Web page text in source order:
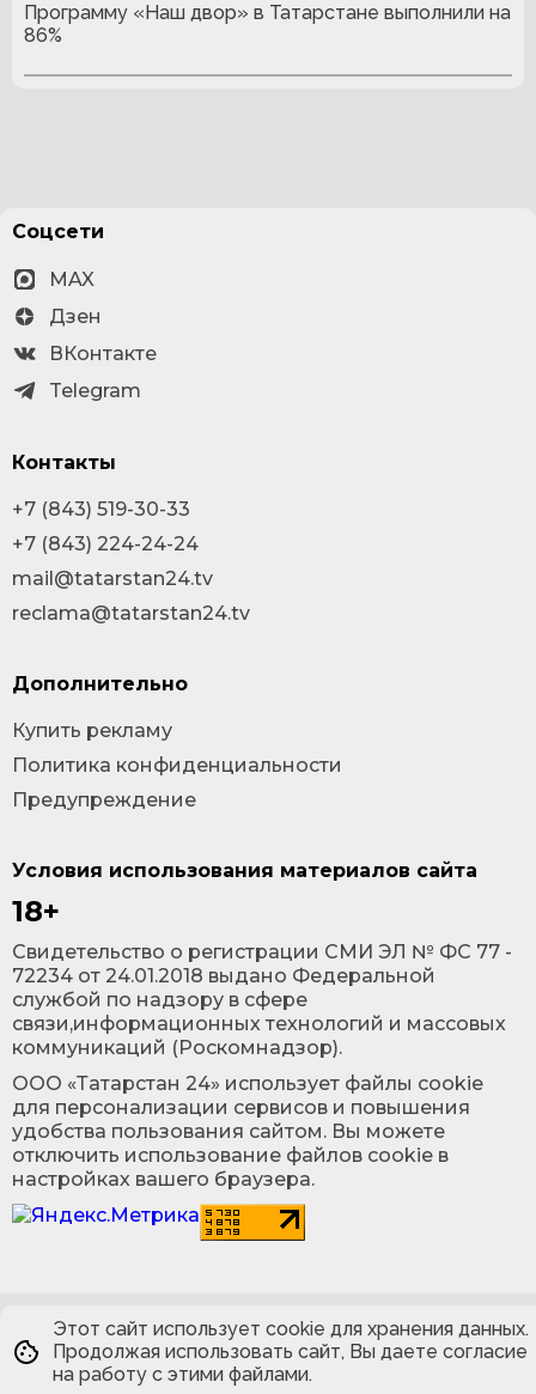
Программу «Наш двор» в Татарстане выполнили на
86%
Условия использования материалов сайта
18+
Cвидетельство о регистрации СМИ ЭЛ № ФС 77 -
72234 от 24.01.2018 выдано Федеральной
службой по надзору в сфере
связи,информационных технологий и массовых
коммуникаций (Роскомнадзор).
ООО «Татарстан 24» использует файлы cookie
для персонализации сервисов и повышения
удобства пользования сайтом. Вы можете
отключить использование файлов cookie в
настройках вашего браузера.
Соцсети
MAX
Дзен
ВКонтакте
Telegram
Контакты
+7 (843) 519-30-33
+7 (843) 224-24-24
mail@tatarstan24.tv
reclama@tatarstan24.tv
Дополнительно
Купить рекламу
Политика конфиденциальности
Предупреждение
Этот сайт использует cookie для хранения данных.
Продолжая использовать сайт, Вы даете согласие
на работу с этими файлами.